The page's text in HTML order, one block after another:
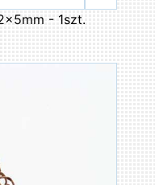
- 1szt.